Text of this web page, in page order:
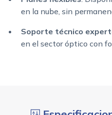
en la nube, sin
Soporte técnico
en el sector óptico con